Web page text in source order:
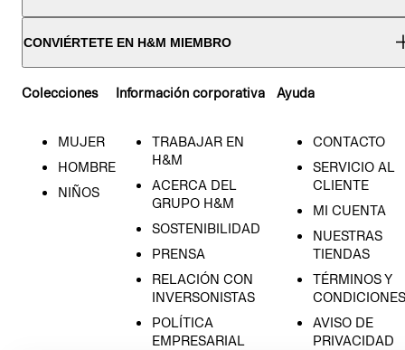
CONVIÉRTETE EN H&M MIEMBRO
Colecciones
MUJER
HOMBRE
NIÑOS
Información corporativa
TRABAJAR EN
H&M
ACERCA DEL
GRUPO H&M
SOSTENIBILIDAD
PRENSA
RELACIÓN CON
INVERSONISTAS
POLÍTICA
EMPRESARIAL
Ayuda
CONTACTO
SERVICIO AL
CLIENTE
MI CUENTA
NUESTRAS
TIENDAS
TÉRMINOS Y
CONDICIONES
AVISO DE
PRIVACIDAD